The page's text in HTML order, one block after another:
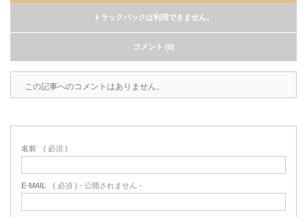
トラックバックは利用できません。
コメント (0)
この記事へのコメントはありません。
名前 ( 必須 )
E-MAIL ( 必須 ) - 公開されません -